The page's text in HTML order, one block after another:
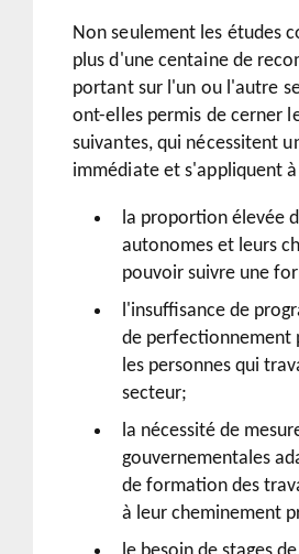
Non seulement les études
plus d'une centaine de
portant sur l'un ou l'autre
ont-elles permis de cerner
suivantes, qui nécessitent
immédiate et s'appliquent
la proportion élevée
autonomes et leurs
pouvoir suivre une
l'insuffisance de
de perfectionnement
les personnes qui
secteur;
la nécessité de
gouvernementales
de formation des
à leur cheminement